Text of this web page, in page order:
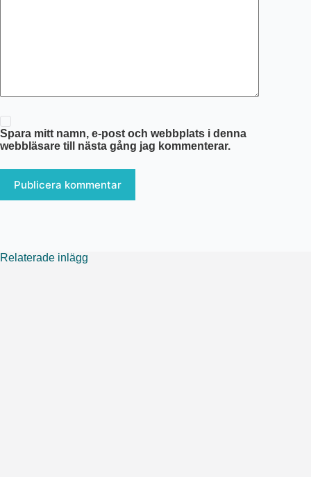
Spara mitt namn, e-post och webbplats i denna
webbläsare till nästa gång jag kommenterar.
Publicera kommentar
Relaterade inlägg